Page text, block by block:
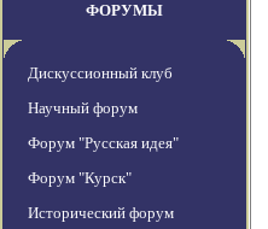
ФОРУМЫ
Дискуссионный клуб
Научный форум
Форум "Русская идея"
Форум "Курск"
Исторический форум